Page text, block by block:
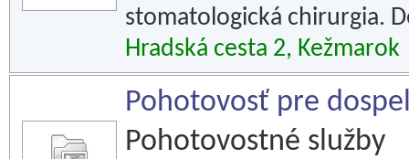
stomatologická chirurgia.
Hradská cesta 2, Kežmarok
Pohotovosť pre
Pohotovostné služby